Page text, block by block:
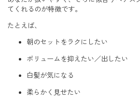
てくれるのが特徴です。
たとえば、
朝のセットをラクにしたい
ボリュームを抑えたい／出したい
白髪が気になる
柔らかく見せたい